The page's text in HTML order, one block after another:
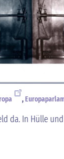
,
da. In Hülle